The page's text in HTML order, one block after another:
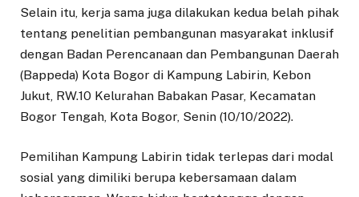
Selain itu, kerja sama juga dilakukan kedua belah pihak
tentang penelitian pembangunan masyarakat inklusif
dengan Badan Perencanaan dan Pembangunan Daerah
(Bappeda) Kota Bogor di Kampung Labirin, Kebon
Jukut, RW.10 Kelurahan Babakan Pasar, Kecamatan
Bogor Tengah, Kota Bogor, Senin (10/10/2022).
Pemilihan Kampung Labirin tidak terlepas dari modal
sosial yang dimiliki berupa kebersamaan dalam